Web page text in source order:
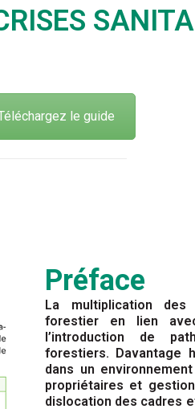
le guide
Préface
La multiplication des
forestier en lien
l’introduction de
forestiers. Davantage
dans un
propriétaires et
dislocation des cadres